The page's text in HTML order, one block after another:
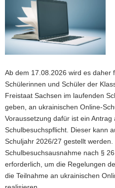
i
a
Ab dem 17.08.2026 wird es daher
Schülerinnen und Schüler der
Freistaat Sachsen im laufenden
geben, an ukrainischen Online-
Voraussetzung dafür ist ein
Schulbesuchspflicht. Dieser kann
Schuljahr 2026/27 gestellt
Schulbesuchsausnahme nach §
erforderlich, um die Regelungen
die Teilnahme an ukrainischen